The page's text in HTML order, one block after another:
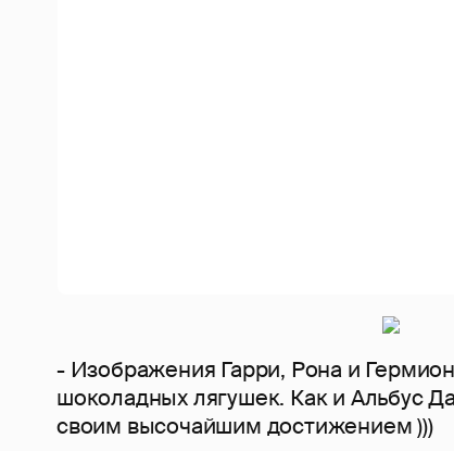
- Изображения Гарри, Рона и
шоколадных лягушек. Как и Альбус
своим высочайшим достижением )))